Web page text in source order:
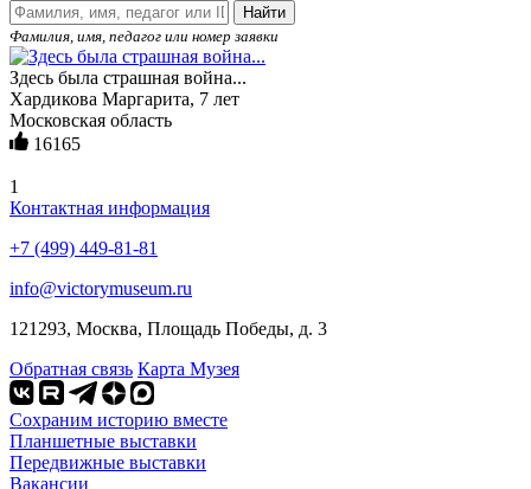
Найти
Фамилия, имя, педагог или номер заявки
Здесь была страшная война...
Хардикова Маргарита, 7 лет
Московская область
16165
1
Контактная информация
+7 (499) 449-81-81
info@victorymuseum.ru
121293, Москва, Площадь Победы, д. 3
Обратная связь Карта Музея
Сохраним историю вместе
Планшетные выставки
Передвижные выставки
Вакансии